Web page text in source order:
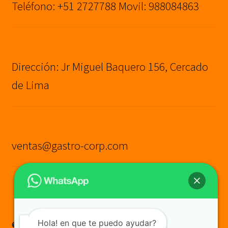
Teléfono: +51 2727788 Movil: 988084863
Dirección: Jr Miguel Baquero 156, Cercado
de Lima
ventas@gastro-corp.com
© GASTRO CORP SAC
Hola! en que te puedo ayudar?